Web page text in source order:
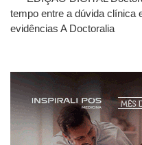
tempo entre a dúvida clínica
evidências A Doctoralia